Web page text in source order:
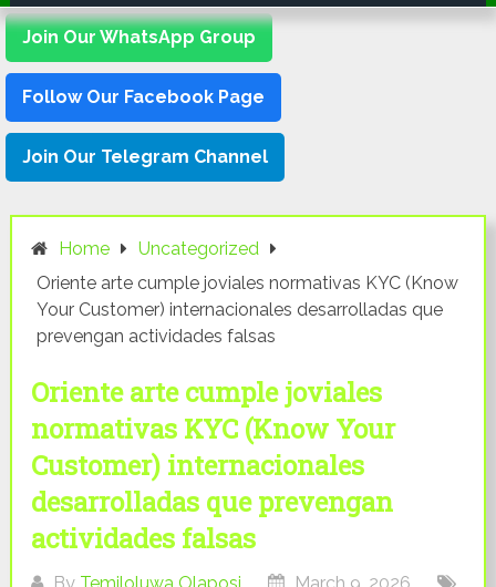
Join Our WhatsApp Group
Follow Our Facebook Page
Join Our Telegram Channel
Home
Uncategorized
Oriente arte cumple joviales normativas KYC (Know
Your Customer) internacionales desarrolladas que
prevengan actividades falsas
Oriente arte cumple joviales
normativas KYC (Know Your
Customer) internacionales
desarrolladas que prevengan
actividades falsas